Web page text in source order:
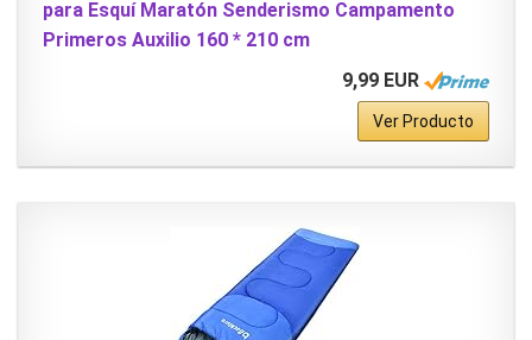
para Esquí Maratón Senderismo Campamento
Primeros Auxilio 160 * 210 cm
9,99 EUR
Ver Producto